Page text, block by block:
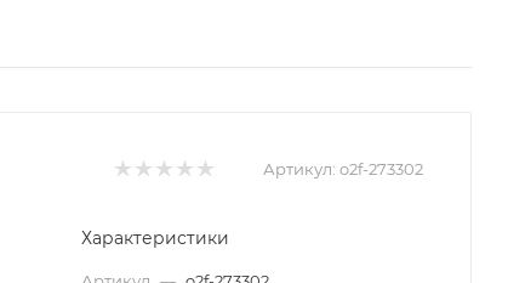
Артикул: o2f-273302
Характеристики